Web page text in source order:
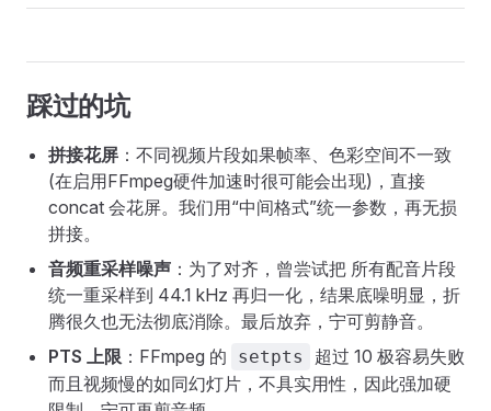
踩过的坑
拼接花屏 ：不同视频片段如果帧率、色彩空间不一致
(在启用FFmpeg硬件加速时很可能会出现)，直接
concat 会花屏。我们用“中间格式”统一参数，再无损
拼接。
音频重采样噪声 ：为了对齐，曾尝试把 所有配音片段
统一重采样到 44.1 kHz 再归一化，结果底噪明显，折
腾很久也无法彻底消除。最后放弃，宁可剪静音。
PTS 上限 ：FFmpeg 的 setpts
超过 10 极容易失败
而且视频慢的如同幻灯片，不具实用性，因此强加硬